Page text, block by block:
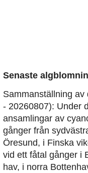
Senaste
Sammanställning
- 20260807): Under
ansamlingar av
gånger från
Öresund, i Finska
vid ett fåtal gånger i
hav, i norra